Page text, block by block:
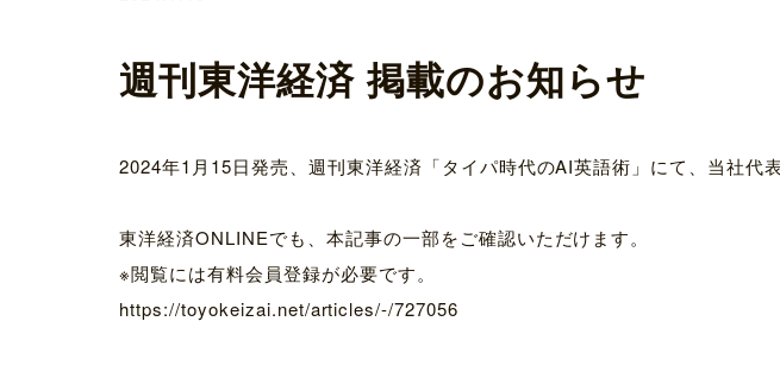
週刊東洋経済 掲載のお知らせ
2024年1月15日発売、週刊東洋経済「タイパ時代のAI英語術」にて、当社代
東洋経済ONLINEでも、本記事の一部をご確認いただけます。
※閲覧には有料会員登録が必要です。
https://toyokeizai.net/articles/-/727056